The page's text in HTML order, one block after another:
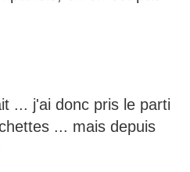
... j'ai donc pris le parti
... mais depuis